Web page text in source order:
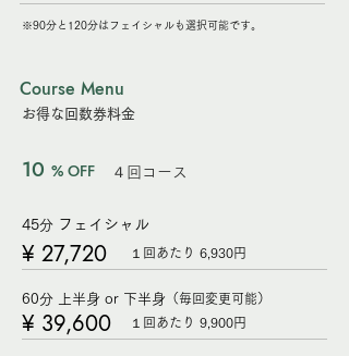
※90分と120分はフェイシャルも選択可能です。
Course Menu
お得な回数券料金
10 % OFF ４回コース
45分 フェイシャル
¥ 27,720 １回あたり 6,930円
60分 上半身 or 下半身 （毎回変更可能）
¥ 39,600 １回あたり 9,900円